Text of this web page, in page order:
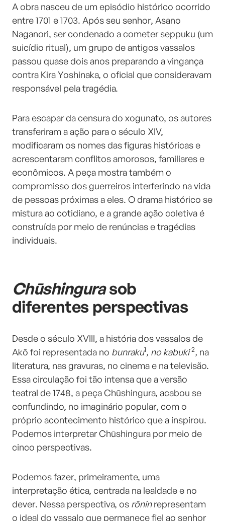
A obra nasceu de um episódio histórico ocorrido
entre 1701 e 1703. Após seu senhor, Asano
Naganori, ser condenado a cometerseppuku (um
suicídio ritual), um grupo de antigos vassalos
passou quase dois anos preparando a vingança
contra Kira Yoshinaka, o oficial que consideravam
responsável pela tragédia.
Para escapar da censura do xogunato, os autores
transferiram a ação para o século XIV,
modificaram os nomes das figuras históricas e
acrescentaram conflitos amorosos, familiares e
econômicos. A peça mostra também o
compromisso dos guerreiros interferindo na vida
de pessoas próximas a eles. O drama histórico se
mistura ao cotidiano, e a grande ação coletiva é
construída por meio de renúncias e tragédias
individuais.
Chūshingurasob
diferentes perspectivas
Desde o século XVIII, a história dos vassalos de
Akō foi representada no bunraku1, no kabuki 2, na
literatura, nas gravuras, no cinema e na televisão.
Essa circulação foi tão intensa que a versão
teatral de 1748, a peça Chūshingura, acabou se
confundindo, no imaginário popular, com o
próprio acontecimento histórico que a inspirou.
Podemos interpretar Chūshingura por meio de
cinco perspectivas.
Podemos fazer, primeiramente, uma
interpretação ética, centrada na lealdade e no
dever. Nessa perspectiva, os rōninrepresentam
o ideal do vassalo que permanece fiel ao senhor